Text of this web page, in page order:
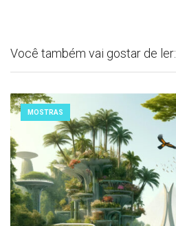
Você também vai gostar de ler:
MOSTRAS